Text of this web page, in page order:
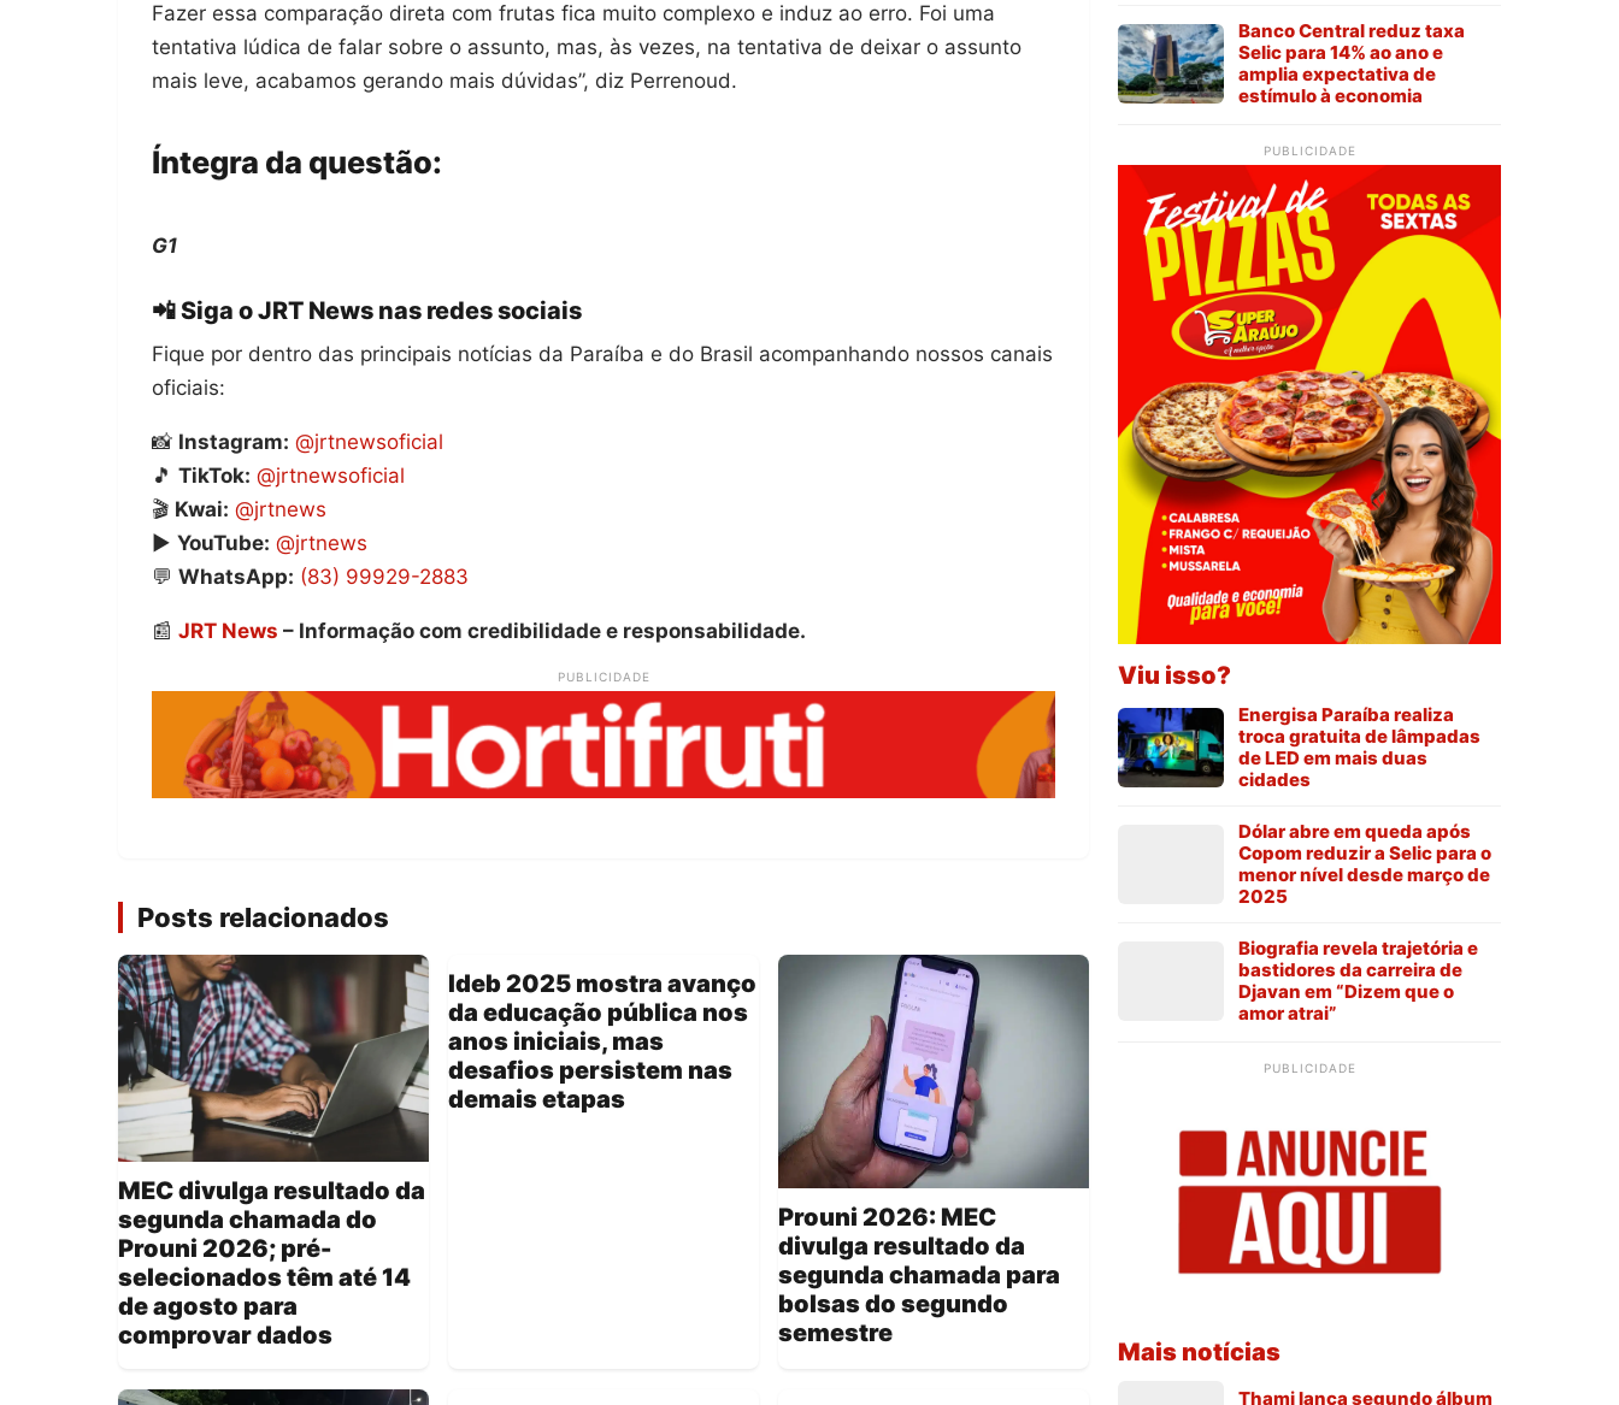
Fazer essa comparação direta com frutas fica muito complexo e induz ao erro. Foi uma
tentativa lúdica de falar sobre o assunto, mas, às vezes, na tentativa de deixar o assunto
mais leve, acabamos gerando mais dúvidas”, diz Perrenoud.
Íntegra da questão:
G1
📲 Siga o JRT News nas redes sociais
Fique por dentro das principais notícias da Paraíba e do Brasil acompanhando nossos canais
oficiais:
📸 Instagram: @jrtnewsoficial
🎵 TikTok: @jrtnewsoficial
🎬 Kwai: @jrtnews
▶️ YouTube: @jrtnews
💬 WhatsApp: (83) 99929-2883
📰 JRT News – Informação com credibilidade e responsabilidade.
PUBLICIDADE
Posts relacionados
MEC divulga resultado da
segunda chamada do
Prouni 2026; pré-
selecionados têm até 14
de agosto para
comprovar dados
Ideb 2025 mostra avanço
da educação pública nos
anos iniciais, mas
desafios persistem nas
demais etapas
Prouni 2026: MEC
divulga resultado da
segunda chamada para
bolsas do segundo
semestre
Banco Central reduz taxa
Selic para 14% ao ano e
amplia expectativa de
estímulo à economia
PUBLICIDADE
Viu isso?
Energisa Paraíba realiza
troca gratuita de lâmpadas
de LED em mais duas
cidades
Dólar abre em queda após
Copom reduzir a Selic para o
menor nível desde março de
2025
Biografia revela trajetória e
bastidores da carreira de
Djavan em “Dizem que o
amor atrai”
PUBLICIDADE
Mais notícias
Thami lança segundo álbum